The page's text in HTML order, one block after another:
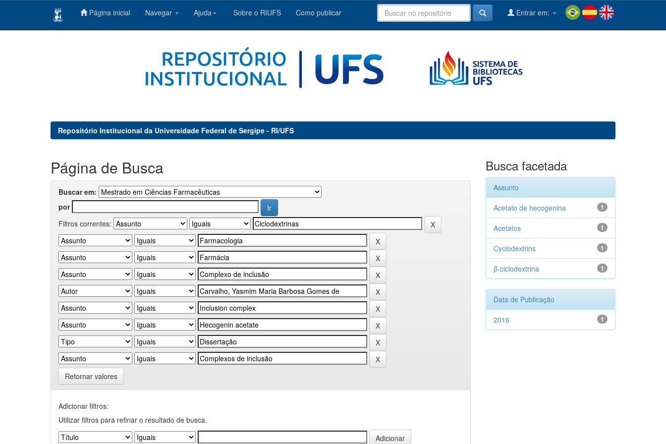
Página inicial Navegar Ajuda Sobre o RIUFS Como publicar Entrar em:
Repositório Institucional da Universidade Federal de Sergipe - RI/UFS
Página de Busca
Buscar em:
por
Filtros correntes:
Retornar valores
Adicionar filtros:
Utilizar filtros para refinar o resultado de busca.
Busca facetada
Assunto
1
Acetato de hecogenina
1
Acetatos
1
Cyclodextrins
1
β-ciclodextrina
Data de Publicação
1
2016